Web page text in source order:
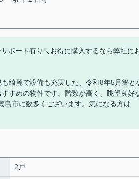
ポート有り＼お得に購入するなら弊社に
綺麗で設備も充実した、令和8年5月築と
すめの物件です。階数が高く、眺望良好
市に数多くございます。気になる方は
2戸